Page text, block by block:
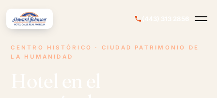
CENTRO HISTÓRICO · CIUDAD PATRIMONIO DE
LA HUMANIDAD